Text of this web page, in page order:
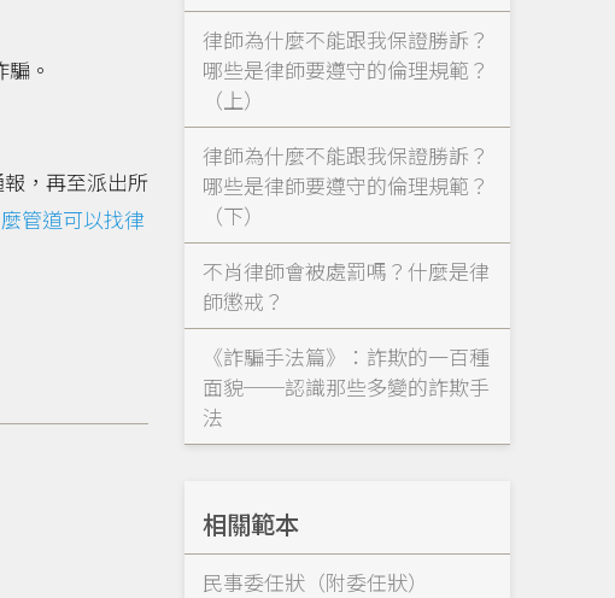
。
報，再至派出所
管道可以找律
律師為什麼不能跟我保證勝訴？
哪些是律師要遵守的倫理規範？
（上）
律師為什麼不能跟我保證勝訴？
哪些是律師要遵守的倫理規範？
（下）
不肖律師會被處罰嗎？什麼是律
師懲戒？
《詐騙手法篇》：詐欺的一百種
面貌──認識那些多變的詐欺手
法
相關範本
民事委任狀（附委任狀）